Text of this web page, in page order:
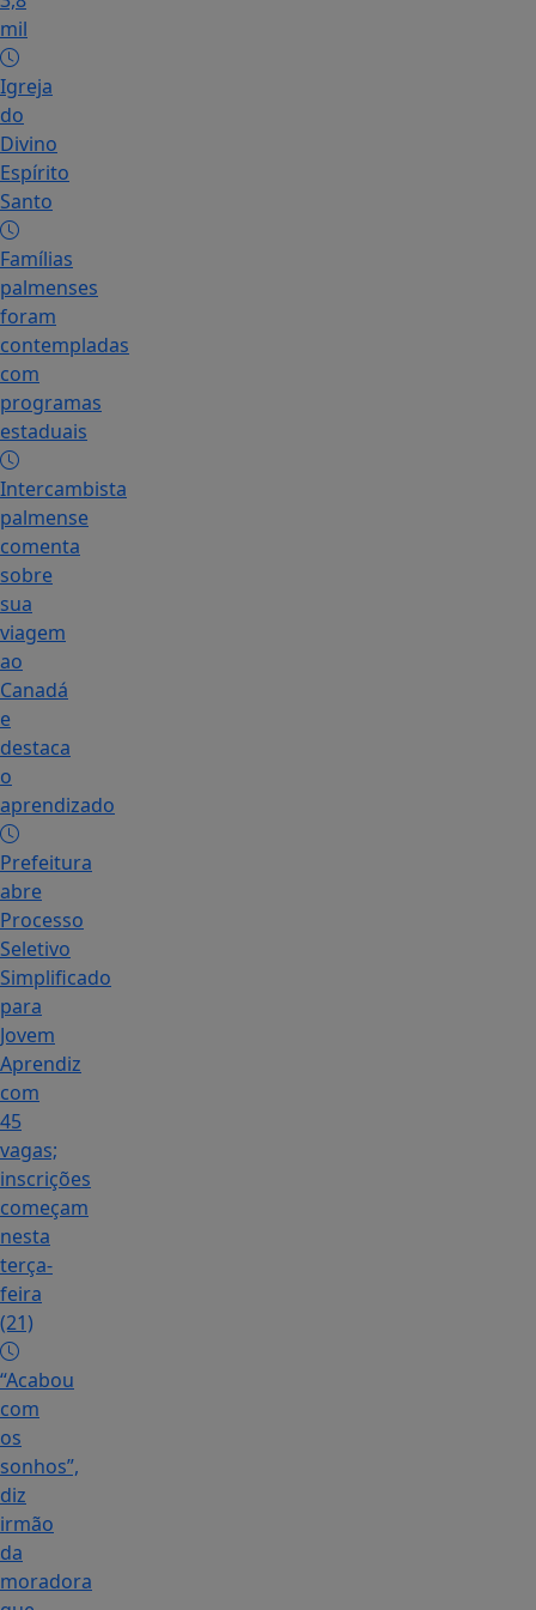
mil
Igreja
do
Divino
Espírito
Santo
Famílias
palmenses
foram
contempladas
com
programas
estaduais
Intercambista
palmense
comenta
sobre
sua
viagem
ao
Canadá
e
destaca
o
aprendizado
Prefeitura
abre
Processo
Seletivo
Simplificado
para
Jovem
Aprendiz
com
45
vagas;
inscrições
começam
nesta
terça-
feira
(21)
“Acabou
com
os
sonhos”,
diz
irmão
da
moradora